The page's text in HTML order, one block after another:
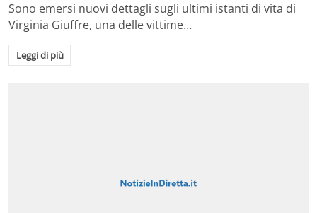
Sono emersi nuovi dettagli sugli ultimi istanti di vita di
Virginia Giuffre, una delle vittime…
Leggi di più